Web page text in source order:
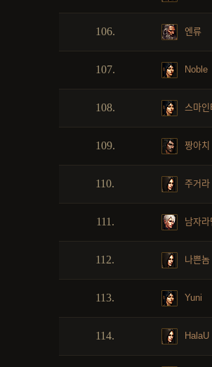
106. 엔류
107. Noble
108. 스마인
109. 짱아치
110. 주거라
111. 남자라
112. 나쁜놈
113. Yuni
114. HalaU